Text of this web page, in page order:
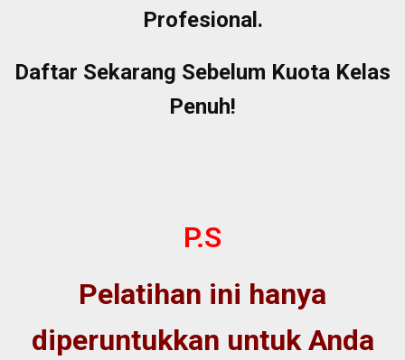
Profesional.
Daftar Sekarang Sebelum Kuota Kelas
Penuh!
P.S
Pelatihan ini hanya
diperuntukkan untuk Anda